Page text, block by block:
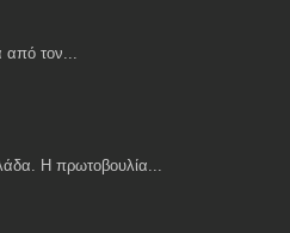
από τον...
Η πρωτοβουλία...